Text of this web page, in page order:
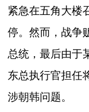
紧急在五角大楼
停。然而，战争
总统，最后由于
东总执行官担任
涉朝韩问题。